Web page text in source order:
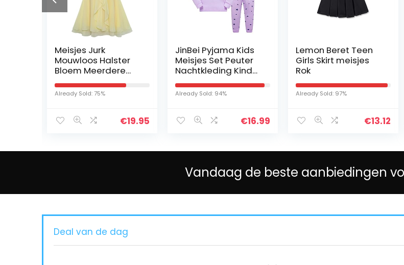
Meisjes Jurk
Mouwloos Halster
Bloem Meerdere
lagen Chiffon 4-14
jaren
Already Sold: 75%
€19.95
JinBei Pyjama Kids
Meisjes Set Peuter
Nachtkleding Kind
Pajamas Winter
Katoenen Lange
Mouw Eenhoorn
Already Sold: 94%
€16.99
Lemon Beret Teen
Girls Skirt meisjes
Rok
Already Sold: 97%
€13.12
Vandaag de beste aanbiedingen
Deal van de dag